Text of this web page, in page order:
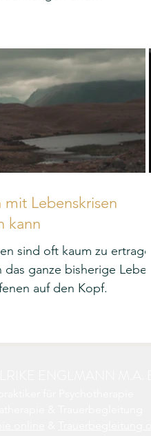
Lebenskrisen
kann
sind oft kaum zu ertragen
ganze bisherige Leben
auf den Kopf.